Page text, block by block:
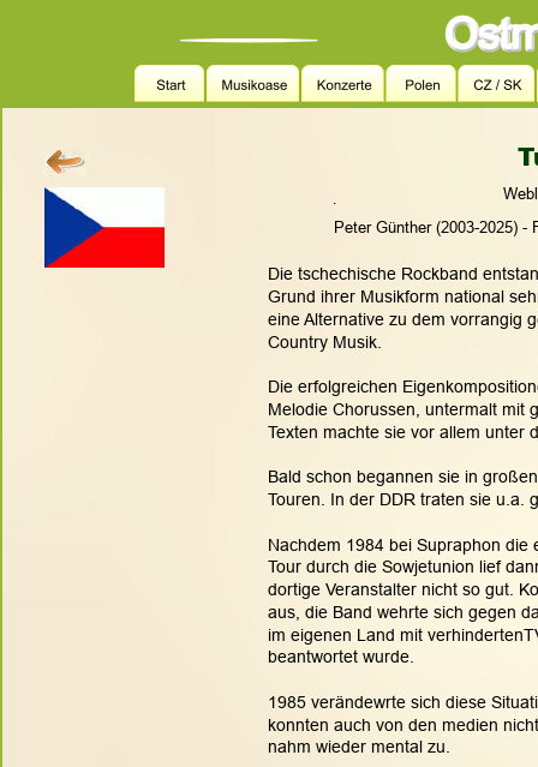
.
Peter Günther (2003-
Die tschechische Rockband
Grund ihrer Musikform national
eine Alternative zu dem vorrangig
Country Musik.
Die erfolgreichen
Melodie Chorussen, untermalt mit
Texten machte sie vor allem unter
Bald schon begannen sie in
Touren. In der DDR traten sie u.a.
Nachdem 1984 bei Supraphon
Tour durch die Sowjetunion lief
dortige Veranstalter nicht so gut.
aus, die Band wehrte sich gegen
im eigenen Land mit
beantwortet wurde.
1985 verändewrte sich diese
konnten auch von den medien
nahm wieder mental zu.